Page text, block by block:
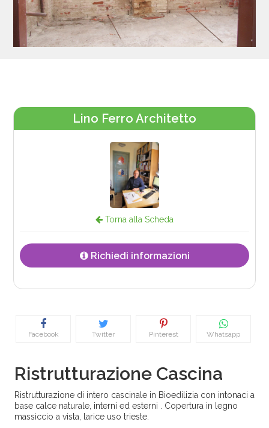
Lino Ferro Architetto
Torna alla Scheda
Richiedi informazioni
Facebook Twitter Pinterest Whatsapp
Ristrutturazione Cascina
Ristrutturazione di intero cascinale in Bioedilizia con intonaci a
base calce naturale, interni ed esterni . Copertura in legno
massiccio a vista, larice uso trieste.